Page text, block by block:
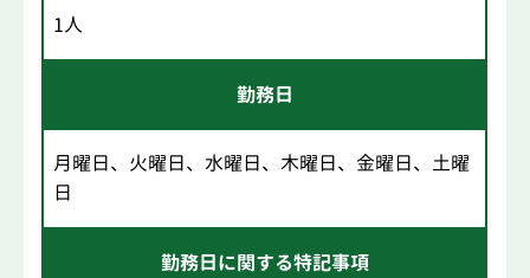
1人
勤務日
月曜日、火曜日、水曜日、木曜日、金曜日、土曜
日
勤務日に関する特記事項